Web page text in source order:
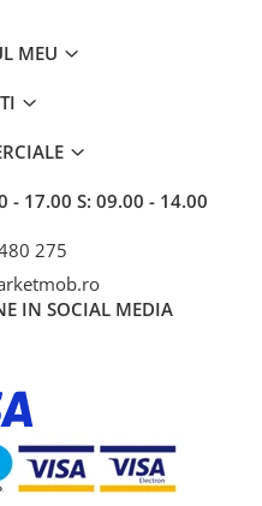
MEU
- 17.00 S: 09.00 - 14.00
275
IN SOCIAL MEDIA